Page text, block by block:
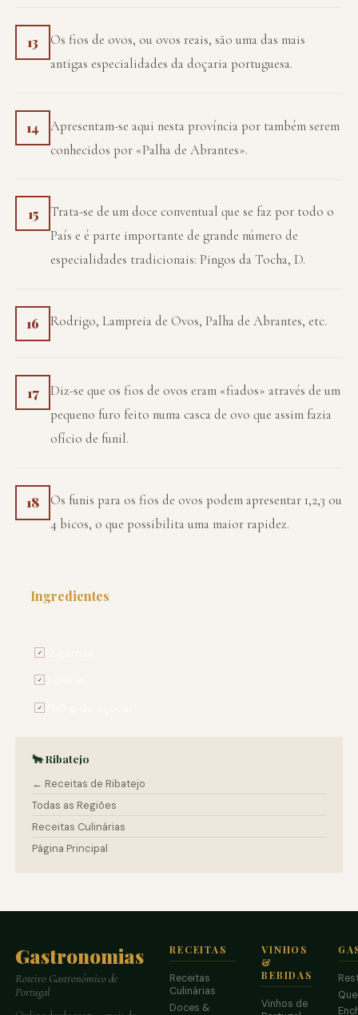
13
Os fios de ovos, ou ovos reais, são uma das mais
antigas especialidades da doçaria portuguesa.
14
Apresentam-se aqui nesta província por também serem
conhecidos por «Palha de Abrantes».
15
Trata-se de um doce conventual que se faz por todo o
País e é parte importante de grande número de
especialidades tradicionais: Pingos da Tocha, D.
16 Rodrigo, Lampreia de Ovos, Palha de Abrantes, etc.
17
Diz-se que os fios de ovos eram «fiados» através de um
pequeno furo feito numa casca de ovo que assim fazia
ofício de funil.
18
Os funis para os fios de ovos podem apresentar 1,2,3 ou
4 bicos, o que possibilita uma maior rapidez.
Ingredientes
✓
✓
✓
🐂 Ribatejo
← Receitas de Ribatejo
Todas as Regiões
Receitas Culinárias
Página Principal
Gastronomias
Roteiro Gastronómico de
Portugal
RECEITAS
Receitas
Culinárias
Doces &
VINHOS
&
BEBIDAS
Vinhos de